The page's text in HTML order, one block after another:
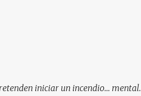
iniciar un incendio... mental.